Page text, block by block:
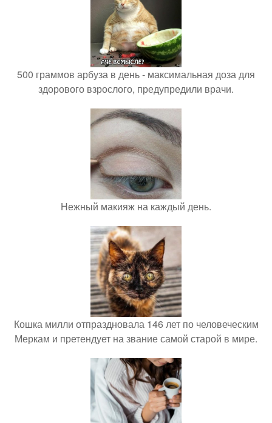
500 граммов арбуза в день - максимальная доза для
здорового взрослого, предупредили врачи.
Нежный макияж на каждый день.
Кошка милли отпраздновала 146 лет по человеческим
Меркам и претендует на звание самой старой в мире.